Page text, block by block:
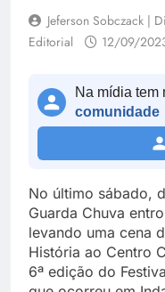
Jeferson Sobczack |
Editorial
12/09/
Na mídia tem
comunidade
No último sábado,
Guarda Chuva
levando uma cena
História ao Centro
6ª edição do